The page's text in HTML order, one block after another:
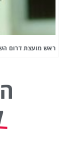
ראש מועצת דרום